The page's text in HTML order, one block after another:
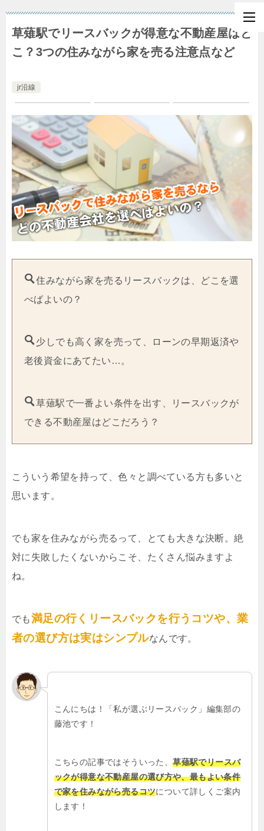
草薙駅でリースバックが得意な不動産屋はど
こ？3つの住みながら家を売る注意点など
jr沿線
住みながら家を売るリースバックは、どこを選
べばよいの？
少しでも高く家を売って、ローンの早期返済や
老後資金にあてたい…。
草薙駅で一番よい条件を出す、リースバックが
できる不動産屋はどこだろう？
こういう希望を持って、色々と調べている方も多いと
思います。
でも家を住みながら売るって、とても大きな決断。絶
対に失敗したくないからこそ、たくさん悩みますよ
ね。
でも満足の行くリースバックを行うコツや、業
者の選び方は実はシンプルなんです。
こんにちは！「私が選ぶリースバック」編集部の
藤池です！
こちらの記事ではそういった、草薙駅でリースバ
ックが得意な不動産屋の選び方や、最もよい条件
で家を住みながら売るコツについて詳しくご案内
します！